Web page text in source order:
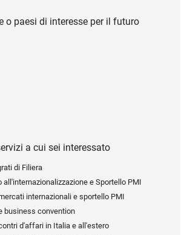
o paesi di interesse per il futuro
a cui sei interessato
di Filiera
all'internazionalizzazione e Sportello PMI
internazionali e sportello PMI
business convention
d'affari in Italia e all'estero